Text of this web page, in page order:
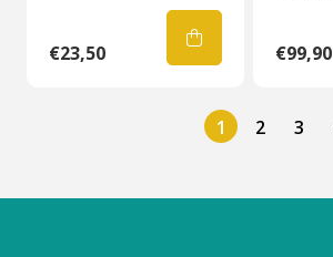
€23,50 €99,90
1 2 3